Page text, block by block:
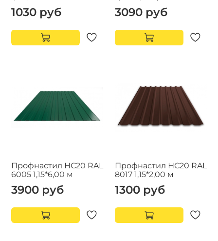
1030 руб 3090 руб
Профнастил НС20 RAL
6005 1,15*6,00 м
3900 руб
Профнастил НС20 RAL
8017 1,15*2,00 м
1300 руб